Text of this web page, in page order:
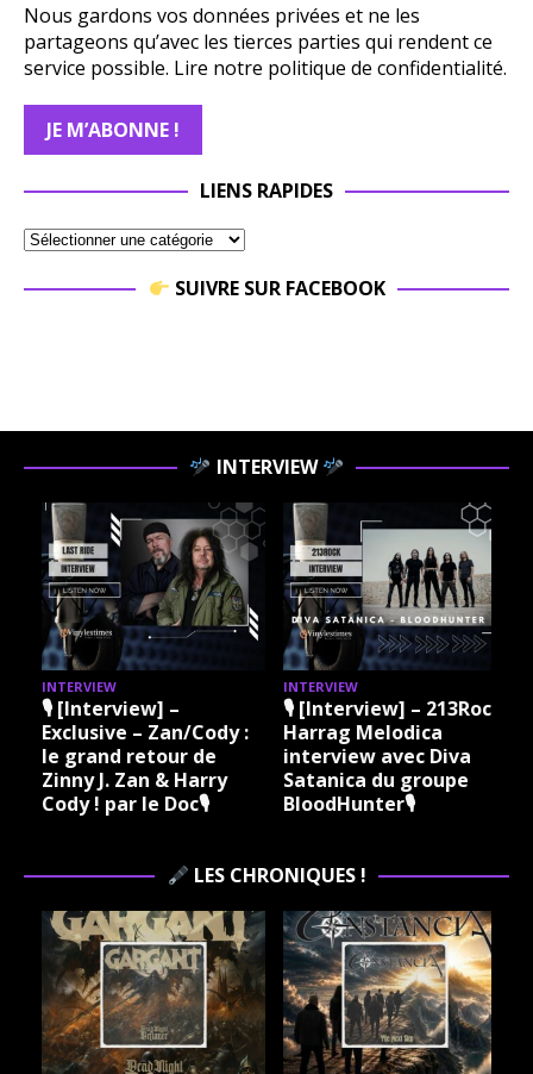
Nous gardons vos données privées et ne les
partageons qu’avec les tierces parties qui rendent ce
service possible. Lire notre politique de confidentialité.
LIENS RAPIDES
SUIVRE SUR FACEBOOK
INTERVIEW
INTERVIEW
🎙 [Interview] –
Exclusive – Zan/Cody :
le grand retour de
Zinny J. Zan & Harry
Cody ! par le Doc🎙
INTERVIEW
🎙 [Interview] – 213Rock
Harrag Melodica
interview avec Diva
Satanica du groupe
BloodHunter🎙
LES CHRONIQUES !